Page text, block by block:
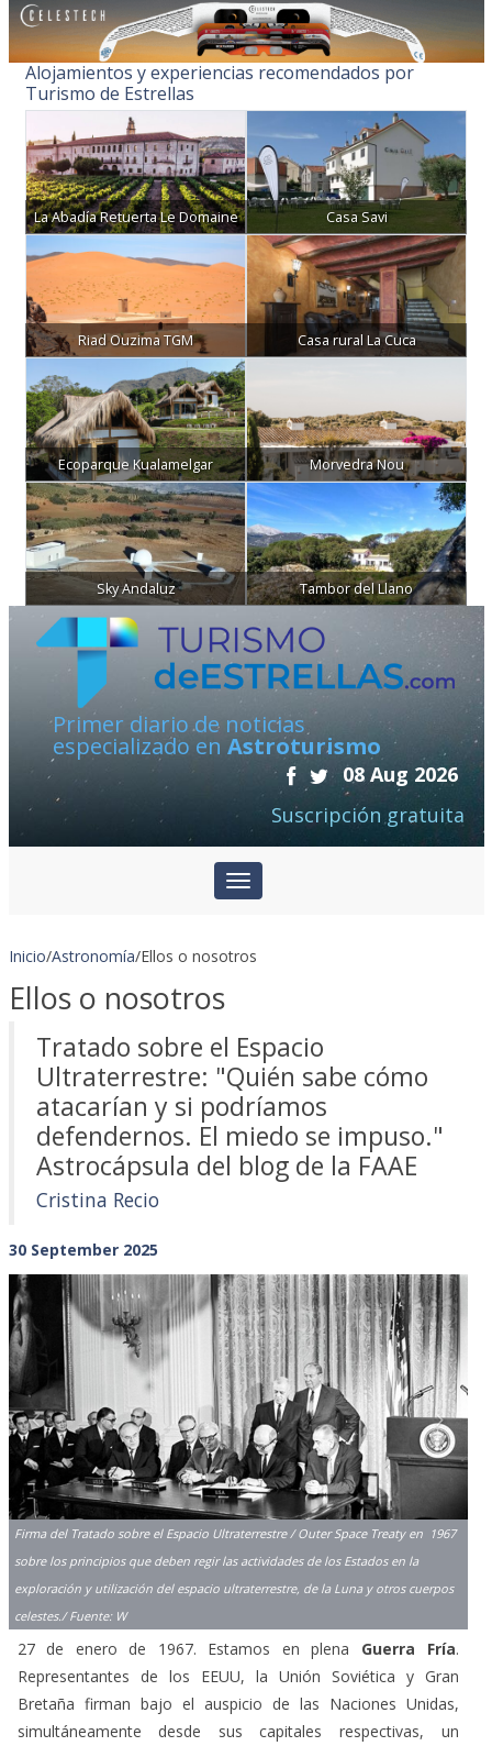
Alojamientos y experiencias recomendados por
Turismo de Estrellas
La Abadía Retuerta Le Domaine Casa Savi
Riad Ouzima TGM Casa rural La Cuca
Ecoparque Kualamelgar Morvedra Nou
Sky Andaluz Tambor del Llano
Primer diario de noticias
especializado en Astroturismo
08 Aug 2026
Suscripción gratuita
Inicio/Astronomía/Ellos o nosotros
Ellos o nosotros
Tratado sobre el Espacio
Ultraterrestre: "Quién sabe cómo
atacarían y si podríamos
defendernos. El miedo se impuso."
Astrocápsula del blog de la FAAE
Cristina Recio
30 September 2025
Firma del Tratado sobre el Espacio Ultraterrestre / Outer Space Treaty en 1967
sobre los principios que deben regir las actividades de los Estados en la
exploración y utilización del espacio ultraterrestre, de la Luna y otros cuerpos
celestes./ Fuente: W
Previous Next
27 de enero de 1967. Estamos en plena Guerra Fría.
Representantes de los EEUU, la Unión Soviética y Gran
Bretaña firman bajo el auspicio de las Naciones Unidas,
simultáneamente desde sus capitales respectivas, un